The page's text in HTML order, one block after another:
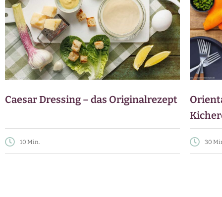
Caesar Dressing – das Originalrezept
10 Min. 30